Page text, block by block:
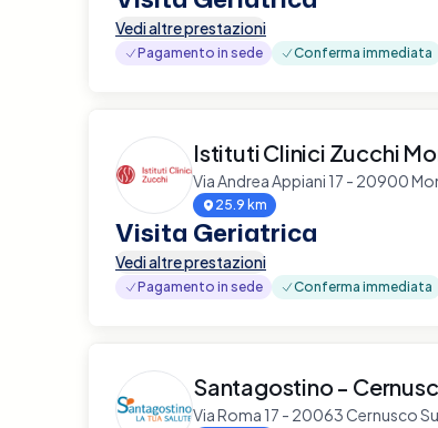
Vedi altre prestazioni
Pagamento in sede Conferma immediata
Istituti Clinici Zucchi
Via Andrea Appiani 17 - 20900
25.9 km
Visita Geriatrica
Vedi altre prestazioni
Pagamento in sede Conferma immediata
Santagostino -
Via Roma 17 - 20063 Cernusco